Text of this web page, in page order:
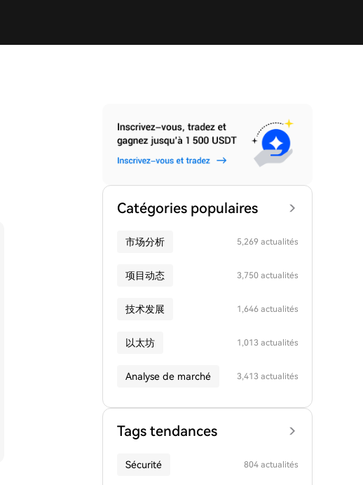
Catégories populaires
市场分析 5,269 actualités
项目动态 3,750 actualités
技术发展 1,646 actualités
以太坊 1,013 actualités
Analyse de marché 3,413 actualités
Tags tendances
Sécurité 804 actualités